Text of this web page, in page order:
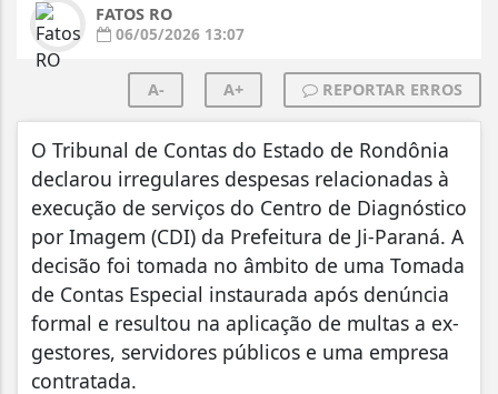
FATOS RO
06/05/2026 13:07
A- A+ REPORTAR ERROS
O Tribunal de Contas do Estado de Rondônia
declarou irregulares despesas relacionadas à
execução de serviços do Centro de Diagnóstico
por Imagem (CDI) da Prefeitura de Ji-Paraná. A
decisão foi tomada no âmbito de uma Tomada
de Contas Especial instaurada após denúncia
formal e resultou na aplicação de multas a ex-
gestores, servidores públicos e uma empresa
contratada.